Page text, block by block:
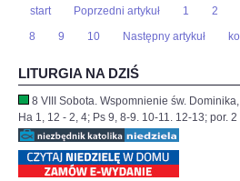
start Poprzedni artykuł 1 2
8
9 10 Następny artykuł
LITURGIA NA DZIŚ
8 VIII Sobota. Wspomnienie św.
Ha 1, 12 - 2, 4; Ps 9, 8-9. 10-11. 12-13; por.